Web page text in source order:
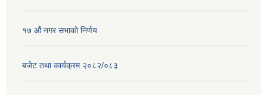
१७ ‌‍औं नगर सभाकाे निर्णय
बजेट तथा कार्यक्रम २०८२/०८३